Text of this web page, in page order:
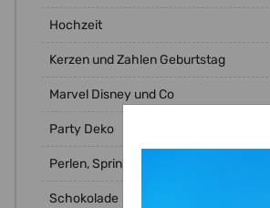
Hochzeit
Kerzen und Zahlen Geburtstag
Marvel Disney und Co
Party Deko
Perlen, Sprinkles, Kugeln, Crispies
Schokolade Deko Aufleger